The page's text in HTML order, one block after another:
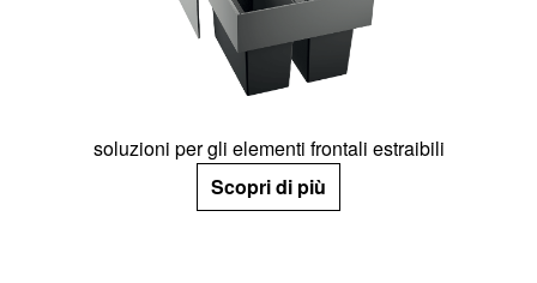
soluzioni per gli elementi frontali estraibili
Scopri di più